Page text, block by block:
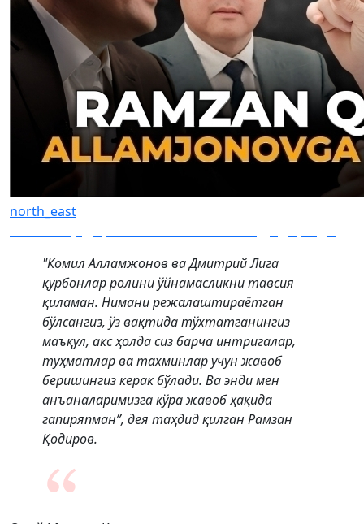
north_east
"Комил Алламжонов ва Дмитрий Лига
қурбонлар ролини ўйнамасликни тавсия
қиламан. Нимани режалаштираётган
бўлсангиз, ўз вақтида тўхтатганингиз
маъқул, акс ҳолда сиз барча интригалар,
туҳматлар ва тахминлар учун жавоб
беришингиз керак бўлади. Ва энди мен
анъаналаримизга кўра жавоб ҳақида
гапиряпман”, дея таҳдид қилган Рамзан
Қодиров.